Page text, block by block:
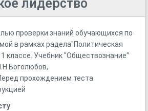
лидерство
проверки знаний обучающихся по
в рамках радела"Политическая
классе. Учебник "Обществознание"
прохождением теста